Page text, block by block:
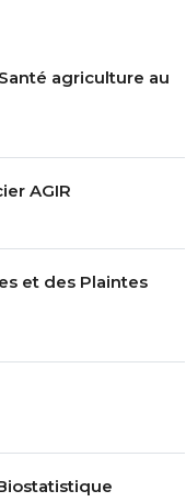
agriculture au
AGIR
et des Plaintes